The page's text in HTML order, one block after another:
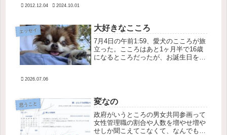
も...
2012.12.04 2024.10.01
エッセイ 大好きなこころ
7月4日の午前1:59、愛犬のこころが旅
立った。こころはあと1ヶ月半で16歳
になるところだったが、お誕生日を迎
2026.07.06
思うこと 変なの
政府がいうところの男女共同参画って
女性管理職の割合や人数を増やせ増や
せしか聞こえてこなくて、なんでもい